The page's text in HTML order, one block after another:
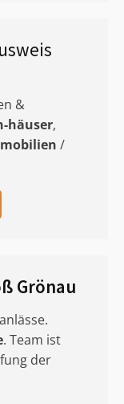
&
häuser,
/
Grönau
. Team ist
der